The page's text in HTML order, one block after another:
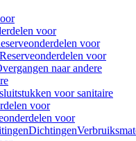
voor
voor
Reserveonderdelen voor
naar andere
voor sanitaire
voor
voor
Dichtingen